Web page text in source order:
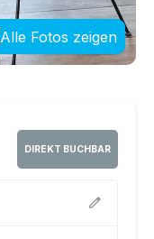
Alle Fotos zeigen
DIREKT BUCHBAR
edit